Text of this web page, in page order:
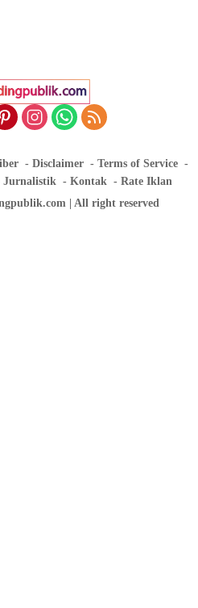
Disclaimer
Terms of Service
Jurnalistik Kontak
Rate Iklan
| All right reserved